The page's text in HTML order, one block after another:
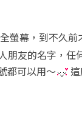
螢幕，到不久
朋友的名字，
都可以用～